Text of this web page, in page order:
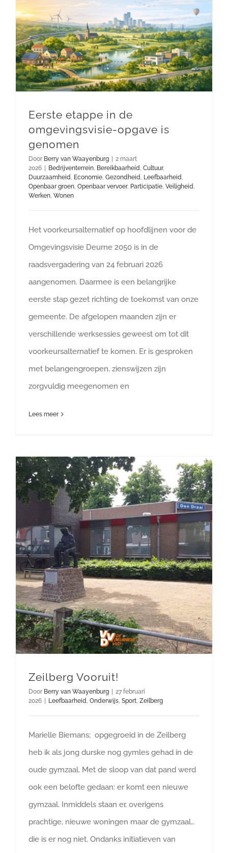
Eerste etappe in de
omgevingsvisie-opgave is
genomen
Door Berry van Waayenburg
2 maart
2026
Bedrijventerrein, Bereikbaarheid, Cultuur,
Duurzaamheid, Economie, Gezondheid, Leefbaarheid,
Openbaar groen, Openbaar vervoer, Participatie, Veiligheid,
Werken, Wonen
Het voorkeursalternatief op hoofdlijnen voor de
Omgevingsvisie Deurne 2050 is in de
raadsvergadering van 24 februari 2026
aangenomen. Daarmee is een belangrijke
eerste stap gezet richting de toekomst van onze
gemeente. De afgelopen maanden zijn er
verschillende werksessies geweest om tot dit
voorkeursalternatief te komen. Er is gesproken
met belangengroepen, zienswijzen zijn
zorgvuldig meegenomen en
Lees meer
Zeilberg Vooruit!
Door Berry van Waayenburg | 27 februari
2026 | Leefbaarheid, Onderwijs, Sport, Zeilberg
Marielle Biemans; opgegroeid in de Zeilberg
heb ik als jong durske nog gymles gehad in de
oude gymzaal. Met de sloop van dat pand werd
ook een belofte gedaan: er komt een nieuwe
gymzaal. Inmiddels staan er, overigens
prachtige, nieuwe woningen maar de gymzaal…
die is er nog niet. Ondanks initiatieven van